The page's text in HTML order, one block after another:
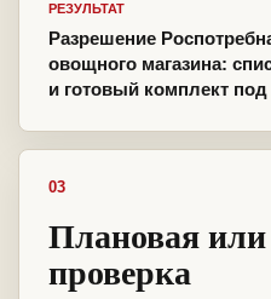
РЕЗУЛЬТАТ
Разрешение
овощного магазина:
и готовый комплект
03
Плановая
проверка